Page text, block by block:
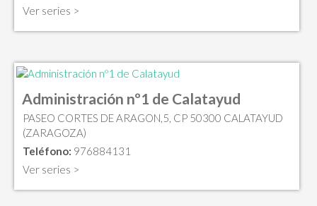
Ver series >
Administración nº1 de Calatayud
PASEO CORTES DE ARAGON,5, CP 50300 CALATAYUD
(ZARAGOZA)
Teléfono: 976884131
Ver series >